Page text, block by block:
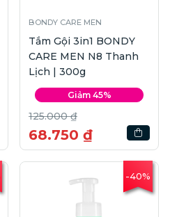
BONDY CARE MEN
Tắm Gội 3in1 BONDY
CARE MEN N8 Thanh
Lịch | 300g
Giảm 45%
125.000 ₫
68.750 ₫
-40%